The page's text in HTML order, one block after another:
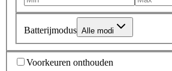
Batterijmodus Alle modi
Voorkeuren onthouden